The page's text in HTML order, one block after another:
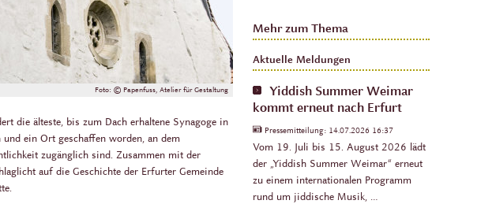
Foto: © Papenfuss, Atelier für Gestaltung
die älteste, bis zum Dach erhaltene Synagoge in
ein Ort geschaffen worden, an dem
zugänglich sind. Zusammen mit der
auf die Geschichte der Erfurter Gemeinde
Mehr zum Thema
Aktuelle Meldungen
Yiddish Summer Weimar
kommt erneut nach Erfurt
Pressemitteilung: 14.07.2026 16:37
Vom 19. Juli bis 15. August 2026 lädt
der „Yiddish Summer Weimar“ erneut
zu einem internationalen Programm
rund um jiddische Musik, …